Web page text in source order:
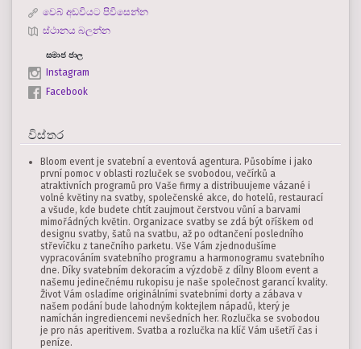
වෙබ් අඩවියට පිවිසෙන්න
ස්ථානය බලන්න
සමාජ ජාල
Instagram
Facebook
විස්තර
Bloom event je svatební a eventová agentura. Působíme i jako
první pomoc v oblasti rozluček se svobodou, večírků a
atraktivních programů pro Vaše firmy a distribuujeme vázané i
volné květiny na svatby, společenské akce, do hotelů, restaurací
a všude, kde budete chtít zaujmout čerstvou vůní a barvami
mimořádných květin. Organizace svatby se zdá být oříškem od
designu svatby, šatů na svatbu, až po odtančení posledního
střevíčku z tanečního parketu. Vše Vám zjednodušíme
vypracováním svatebního programu a harmonogramu svatebního
dne. Díky svatebním dekoracím a výzdobě z dílny Bloom event a
našemu jedinečnému rukopisu je naše společnost garancí kvality.
Život Vám osladíme originálními svatebními dorty a zábava v
našem podání bude lahodným koktejlem nápadů, který je
namíchán ingrediencemi nevšedních her. Rozlučka se svobodou
je pro nás aperitivem. Svatba a rozlučka na klíč Vám ušetří čas i
peníze.